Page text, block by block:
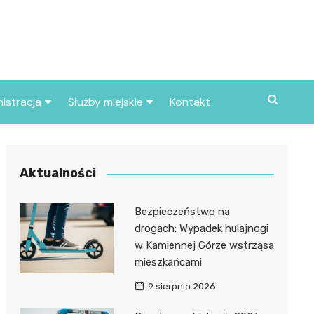
miasta
Służby miejskie
Policja
Kontakt
Aktualności
Bezpieczeństwo na
drogach: Wypadek hulajnogi
w Kamiennej Górze wstrząsa
mieszkańcami
9 sierpnia 2026